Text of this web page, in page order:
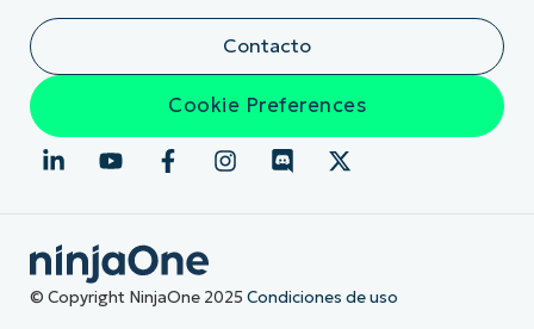
Contacto
Cookie Preferences
© Copyright NinjaOne 2025 Condiciones de uso